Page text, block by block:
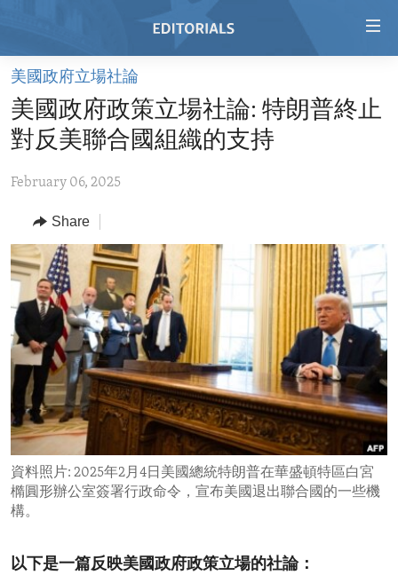
Skip
main
content
to
Navigation
Skip
to
Search
HOME
VIDEO
REGIONS
AFRICA
AMERICAS
ASIA
EUROPE
MIDDLE EAST
TOPICS
HUMAN RIGHTS
SECURITY AND DEFENSE
AID AND DEVELOPMENT
DEMOCRACY AND GOVERNANCE
ECONOMY AND TRADE
ENVIRONMENT AND HEALTH
IDEALS AND INSTITUTIONS
ARCHIVE
ABOUT US
FOLLOW US
美國政府立場社論
美國政府政策立場社論: 特朗普終止
對反美聯合國組織的支持
February 06, 2025
Share
資料照片: 2025年2月4日美國總統特朗普在華盛頓特區白宮
橢圓形辦公室簽署行政命令，宣布美國退出聯合國的一些機
構。
以下是一篇反映美國政府政策立場的社論：